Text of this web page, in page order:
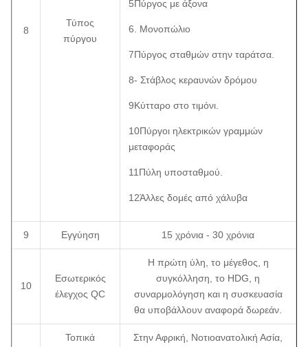
8
Τύπος
πύργου
5Πύργος με άξονα
6. Μονοπώλιο
7Πύργος σταθμών στην ταράτσα.
8- Στάβλος κεραυνών δρόμου
9Κύτταρο στο τιμόνι.
10Πύργοι ηλεκτρικών γραμμών
μεταφοράς
11Πύλη υποσταθμού.
12Άλλες δομές από χάλυβα
9 Εγγύηση 15 χρόνια - 30 χρόνια
10
Εσωτερικός
έλεγχος QC
Η πρώτη ύλη, το μέγεθος, η
συγκόλληση, το HDG, η
συναρμολόγηση και η συσκευασία
θα υποβάλλουν αναφορά δωρεάν.
Τοπικά
Στην Αφρική, Νοτιοανατολική Ασία,